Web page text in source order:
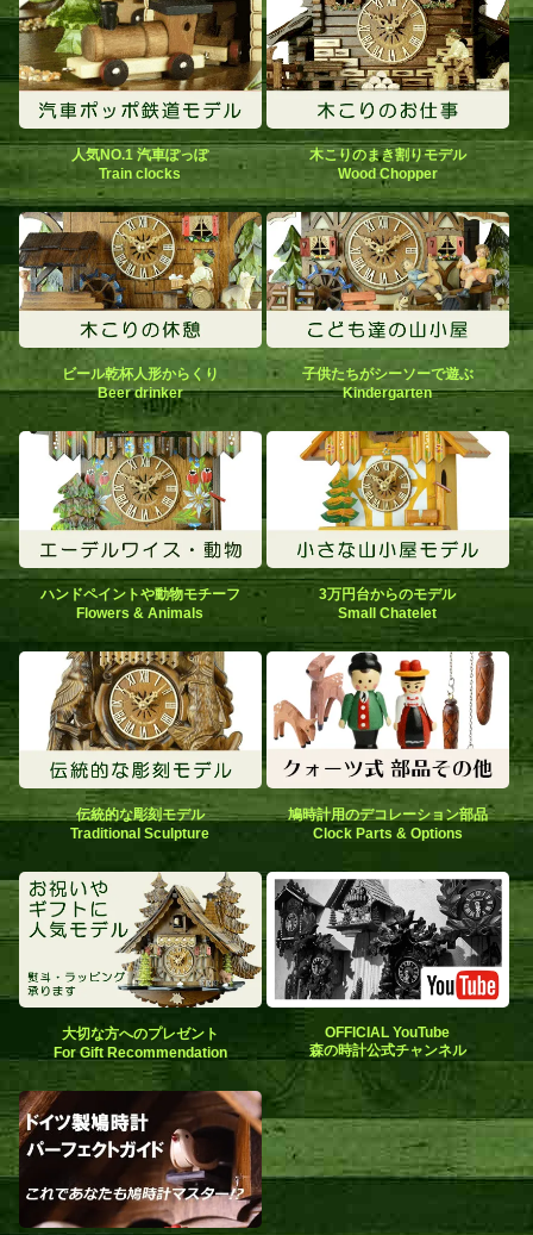
人気NO.1 汽車ぽっぽ
Train clocks
木こりのまき割りモデル
Wood Chopper
ビール乾杯人形からくり
Beer drinker
子供たちがシーソーで遊ぶ
Kindergarten
ハンドペイントや動物モチーフ
Flowers & Animals
3万円台からのモデル
Small Chatelet
伝統的な彫刻モデル
Traditional Sculpture
鳩時計用のデコレーション部品
Clock Parts & Options
大切な方へのプレゼント
For Gift Recommendation
OFFICIAL YouTube
森の時計公式チャンネル